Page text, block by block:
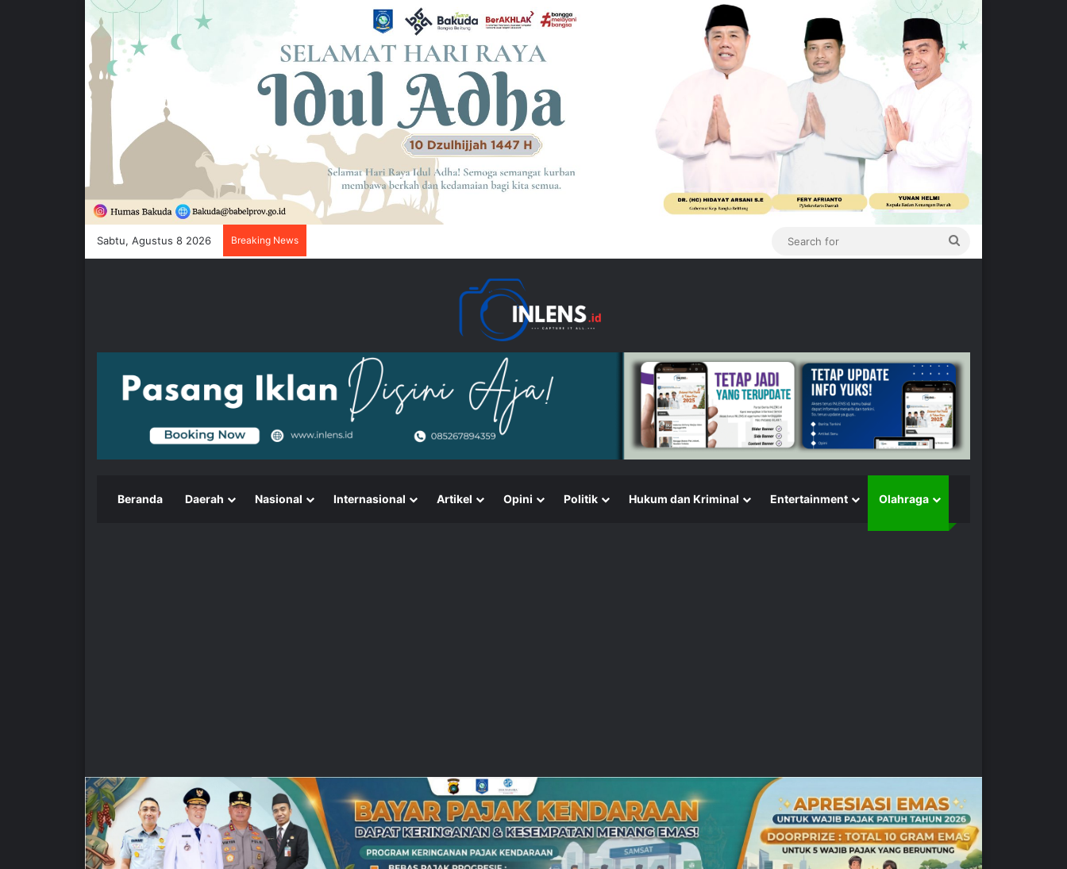
Sabtu, Agustus 8 2026 Breaking News
Beranda Daerah Nasional Internasional Artikel Opini Politik Hukum dan Kriminal Entertainment Olahraga